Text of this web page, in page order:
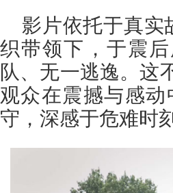
影片依托于真
织带领下，于震
队、无一逃逸。这
观众在震撼与感
守，深感于危难时